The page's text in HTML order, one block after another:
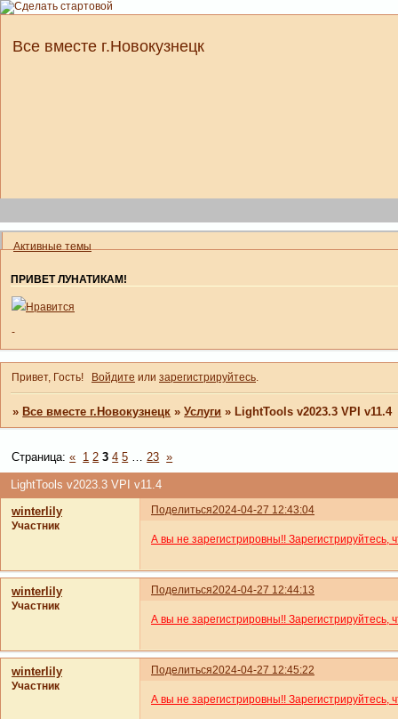
Все вместе г.Новокузнецк
Активные темы
ПРИВЕТ ЛУНАТИКАМ!
Нравится
-
Привет, Гость! Войдите или зарегистрируйтесь.
»Все вместе г.Новокузнецк »Услуги »LightTools v2023.3 VPI v11.4
LightTools v2023.3 VPI v11.4
Страница:« 1 2 3 4 5 … 23 »
Поделиться2024-04-27 12:43:04
winterlily
Участник
А вы не зарегистрировны!! Зарегистрируйтесь,
Поделиться2024-04-27 12:44:13
winterlily
Участник
А вы не зарегистрировны!! Зарегистрируйтесь,
Поделиться2024-04-27 12:45:22
winterlily
Участник
А вы не зарегистрировны!! Зарегистрируйтесь,